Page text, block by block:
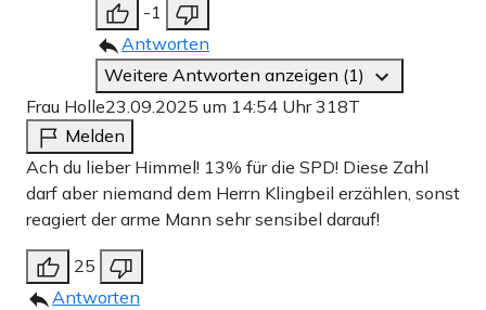
-1
Antworten
Weitere Antworten anzeigen (1)
Frau Holle23.09.2025 um 14:54 Uhr318T
Melden
Ach du lieber Himmel! 13% für die SPD! Diese Zahl
darf aber niemand dem Herrn Klingbeil erzählen, sonst
reagiert der arme Mann sehr sensibel darauf!
25
Antworten